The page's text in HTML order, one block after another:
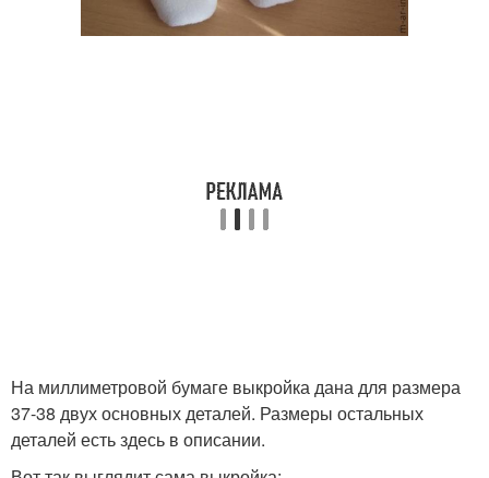
На миллиметровой бумаге выкройка дана для размера
37-38 двух основных деталей. Размеры остальных
деталей есть здесь в описании.